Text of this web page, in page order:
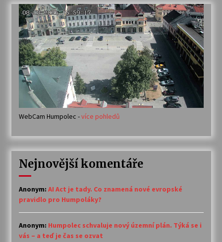
WebCam Humpolec -více pohledů
Nejnovější komentáře
Anonym: AI Act je tady. Co znamená nové evropské
pravidlo pro Humpoláky?
Anonym: Humpolec schvaluje nový územní plán. Týká se i
vás – a teď je čas se ozvat